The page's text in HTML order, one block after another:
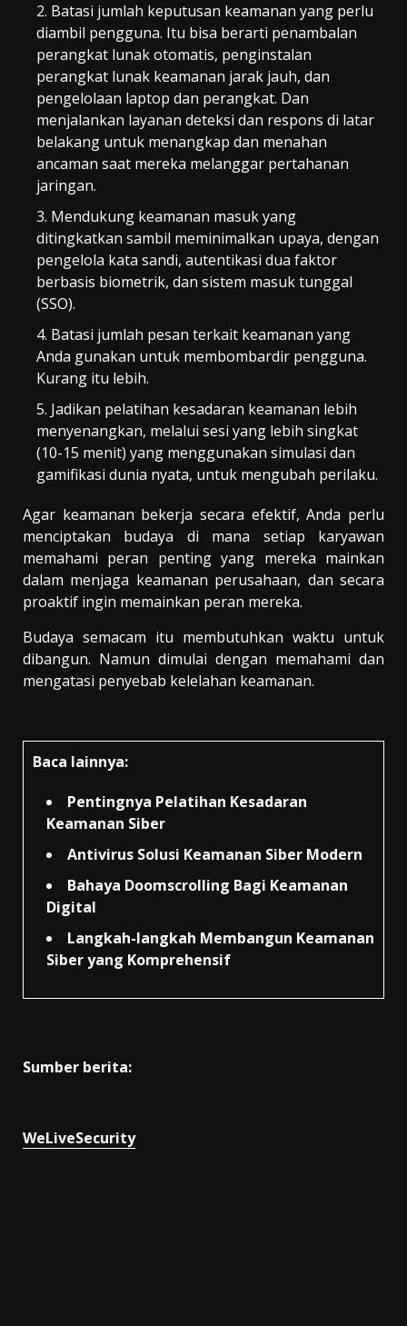
Batasi jumlah keputusan keamanan yang perlu
diambil pengguna. Itu bisa berarti penambalan
perangkat lunak otomatis, penginstalan
perangkat lunak keamanan jarak jauh, dan
pengelolaan laptop dan perangkat. Dan
menjalankan layanan deteksi dan respons di latar
belakang untuk menangkap dan menahan
ancaman saat mereka melanggar pertahanan
jaringan.
Mendukung keamanan masuk yang
ditingkatkan sambil meminimalkan upaya, dengan
pengelola kata sandi, autentikasi dua faktor
berbasis biometrik, dan sistem masuk tunggal
(SSO).
Batasi jumlah pesan terkait keamanan yang
Anda gunakan untuk membombardir pengguna.
Kurang itu lebih.
Jadikan pelatihan kesadaran keamanan lebih
menyenangkan, melalui sesi yang lebih singkat
(10-15 menit) yang menggunakan simulasi dan
gamifikasi dunia nyata, untuk mengubah perilaku.
Agar keamanan bekerja secara efektif, Anda perlu
menciptakan budaya di mana setiap karyawan
memahami peran penting yang mereka mainkan
dalam menjaga keamanan perusahaan, dan secara
proaktif ingin memainkan peran mereka.
Budaya semacam itu membutuhkan waktu untuk
dibangun. Namun dimulai dengan memahami dan
mengatasi penyebab kelelahan keamanan.
Baca lainnya:
Pentingnya Pelatihan Kesadaran
Keamanan Siber
Antivirus Solusi Keamanan Siber Modern
Bahaya Doomscrolling Bagi Keamanan
Digital
Langkah-langkah Membangun Keamanan
Siber yang Komprehensif
Sumber berita:
WeLiveSecurity